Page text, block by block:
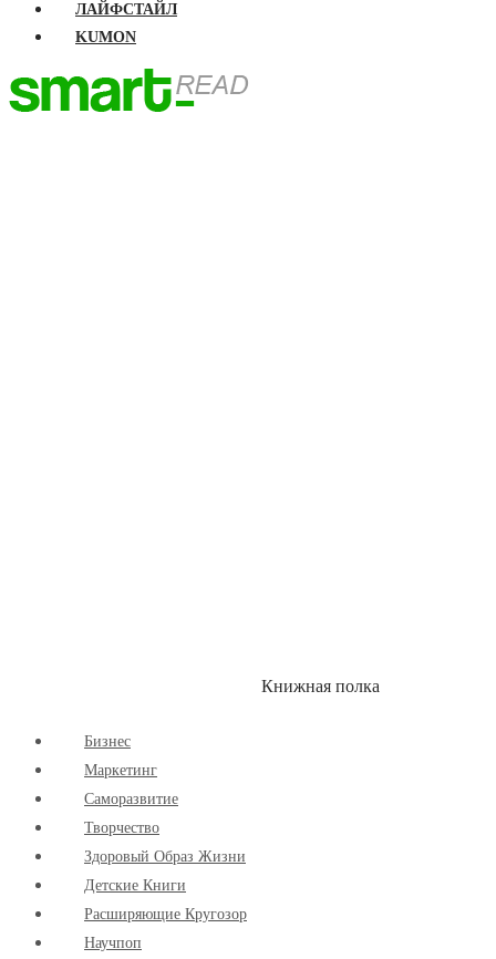
ЛАЙФСТАЙЛ
KUMON
Книжная полка
Бизнес
Маркетинг
Cаморазвитие
Творчество
Здоровый Образ Жизни
Детские Книги
Расширяющие Кругозор
Научпоп